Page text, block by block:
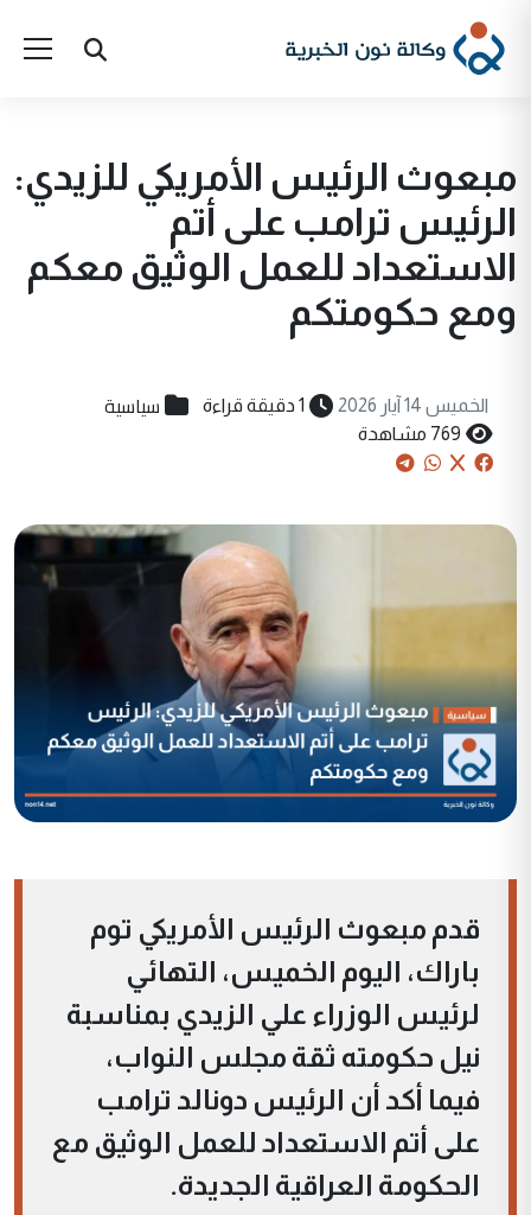
مبعوث الرئيس الأمريكي للزيدي:
الرئيس ترامب على أتم
الاستعداد للعمل الوثيق معكم
ومع حكومتكم
الخميس 14 آيار 2026 1 دقيقة قراءة سياسية
769 مشاهدة
قدم مبعوث الرئيس الأمريكي توم
باراك، اليوم الخميس، التهائي
لرئيس الوزراء علي الزيدي بمناسبة
نيل حكومته ثقة مجلس النواب،
فيما أكد أن الرئيس دونالد ترامب
على أتم الاستعداد للعمل الوثيق مع
الحكومة العراقية الجديدة.